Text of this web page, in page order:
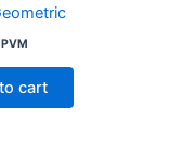
cart